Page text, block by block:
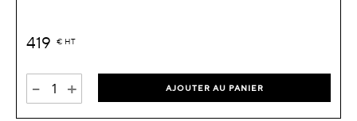
419 € HT
- + AJOUTER AU PANIER